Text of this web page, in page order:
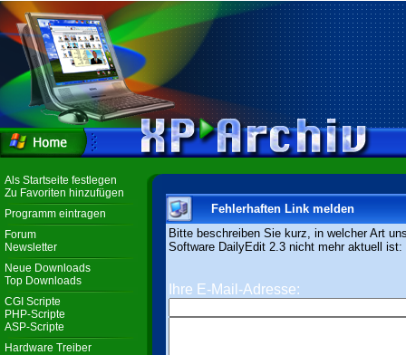
Als Startseite festlegen
Zu Favoriten hinzufügen
Programm eintragen
Forum
Newsletter
Neue Downloads
Top Downloads
CGI Scripte
PHP-Scripte
ASP-Scripte
Hardware Treiber
Fehlerhaften Link melden
Bitte beschreiben Sie kurz, in welcher Art
Software DailyEdit 2.3 nicht mehr aktuell ist:
Ihre E-Mail-Adresse: